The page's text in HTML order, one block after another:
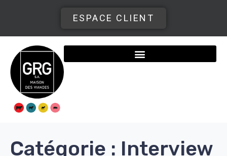
ESPACE CLIENT
Catégorie : Interview